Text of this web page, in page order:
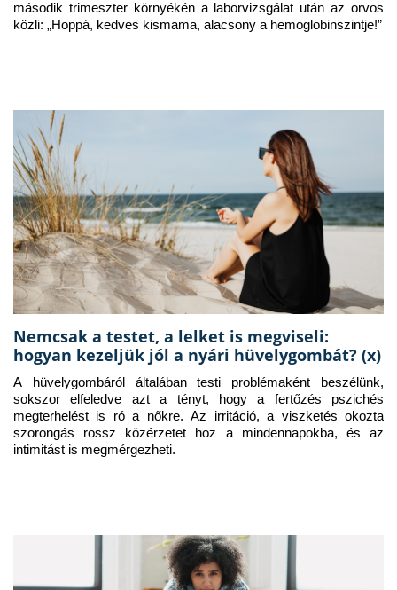
második trimeszter környékén a laborvizsgálat után az orvos
közli: „Hoppá, kedves kismama, alacsony a hemoglobinszintje!”
Nemcsak a testet, a lelket is megviseli:
hogyan kezeljük jól a nyári hüvelygombát? (x)
A hüvelygombáról általában testi problémaként beszélünk,
sokszor elfeledve azt a tényt, hogy a fertőzés pszichés
megterhelést is ró a nőkre. Az irritáció, a viszketés okozta
szorongás rossz közérzetet hoz a mindennapokba, és az
intimitást is megmérgezheti.